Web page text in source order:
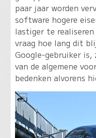
paar jaar worden
software hogere
lastiger te
vraag hoe lang dit
Google-gebruiker
van de algemene
bedenken alvorens